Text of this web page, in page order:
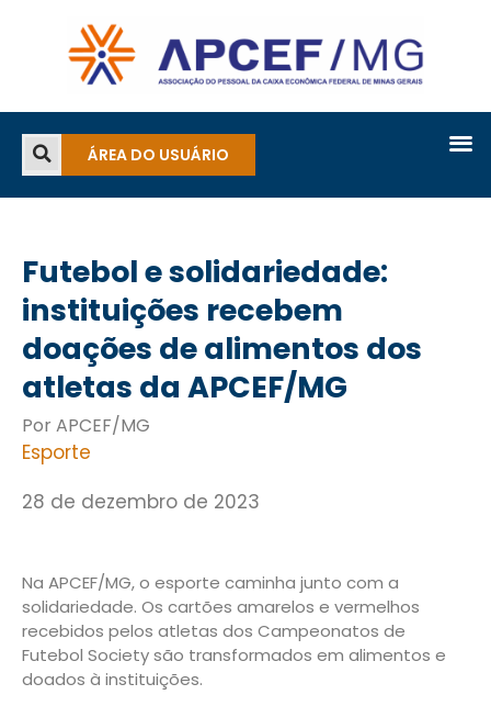
ÁREA DO USUÁRIO
Futebol e solidariedade:
instituições recebem
doações de alimentos dos
atletas da APCEF/MG
Por APCEF/MG
Esporte
28 de dezembro de 2023
Na APCEF/MG, o esporte caminha junto com a
solidariedade. Os cartões amarelos e vermelhos
recebidos pelos atletas dos Campeonatos de
Futebol Society são transformados em alimentos e
doados à instituições.